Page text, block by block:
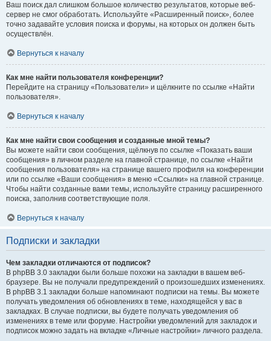
Ваш поиск дал слишком большое количество результатов, которые веб-
сервер не смог обработать. Используйте «Расширенный поиск», более
точно задавайте условия поиска и форумы, на которых он должен быть
осуществлён.
Вернуться к началу
Как мне найти пользователя конференции?
Перейдите на страницу «Пользователи» и щёлкните по ссылке «Найти
пользователя».
Вернуться к началу
Как мне найти свои сообщения и созданные мной темы?
Вы можете найти свои сообщения, щёлкнув по ссылке «Показать ваши
сообщения» в личном разделе на главной странице, по ссылке «Найти
сообщения пользователя» на странице вашего профиля на конференции
или по ссылке «Ваши сообщения» в меню «Ссылки» на главной странице.
Чтобы найти созданные вами темы, используйте страницу расширенного
поиска, заполнив соответствующие поля.
Вернуться к началу
Подписки и закладки
Чем закладки отличаются от подписок?
В phpBB 3.0 закладки были больше похожи на закладки в вашем веб-
браузере. Вы не получали предупреждений о произошедших изменениях.
В phpBB 3.1 закладки больше напоминают подписки на темы. Вы можете
получать уведомления об обновлениях в теме, находящейся у вас в
закладках. В случае подписки, вы будете получать уведомления об
изменениях в теме или форуме. Настройки уведомлений для закладок и
подписок можно задать на вкладке «Личные настройки» личного раздела.